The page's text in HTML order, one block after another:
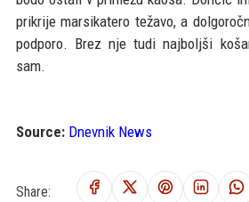
prikrije marsikatero težavo, a
podporo. Brez nje tudi najboljši
sam.
Source: Dnevnik News
Share: